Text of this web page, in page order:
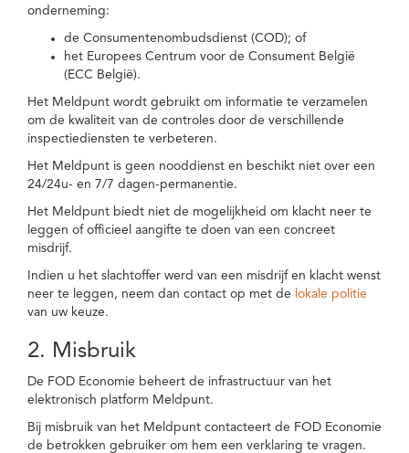
onderneming:
de Consumentenombudsdienst (COD); of
het Europees Centrum voor de Consument België
(ECC België).
Het Meldpunt wordt gebruikt om informatie te verzamelen
om de kwaliteit van de controles door de verschillende
inspectiediensten te verbeteren.
Het Meldpunt is geen nooddienst en beschikt niet over een
24/24u- en 7/7 dagen-permanentie.
Het Meldpunt biedt niet de mogelijkheid om klacht neer te
leggen of officieel aangifte te doen van een concreet
misdrijf.
Indien u het slachtoffer werd van een misdrijf en klacht wenst
neer te leggen, neem dan contact op met de lokale politie
van uw keuze.
2. Misbruik
De FOD Economie beheert de infrastructuur van het
elektronisch platform Meldpunt.
Bij misbruik van het Meldpunt contacteert de FOD Economie
de betrokken gebruiker om hem een verklaring te vragen.